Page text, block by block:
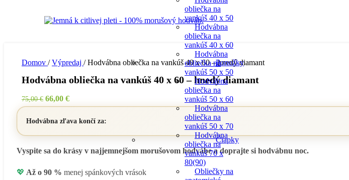
Ponožky
Čiapky
obliečka na
vankúš 40 x 50
Hodvábna
obliečka na
vankúš 40 x 60
Hodvábna
obliečka na
vankúš 50 x 50
Hodvábna
obliečka na
vankúš 50 x 60
Hodvábna
obliečka na
vankúš 50 x 70
Hodvábna
obliečka na
vankúš 70 x
80(90)
Obliečky na
Domov / Výpredaj / Hodvábna obliečka na vankúš 40 x 60 – hnedý diamant
Hodvábna obliečka na vankúš 40 x 60 – hnedý diamant
75,00€ Pôvodná
cena
bola:
66,00 €Aktuálna
cena
Hodvábna zľava končí za:
Vyspite sa do krásy v najjemnejšom morušovom hodvábe a doprajte si hodvábnu noc.
💖 Až o 90 % menej spánkových vrások